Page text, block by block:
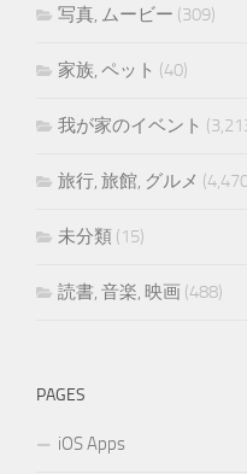
写真, ムービー (309)
家族, ペット (40)
我が家のイベント
旅行, 旅館, グルメ
未分類 (15)
読書, 音楽, 映画 (488)
PAGES
iOS Apps